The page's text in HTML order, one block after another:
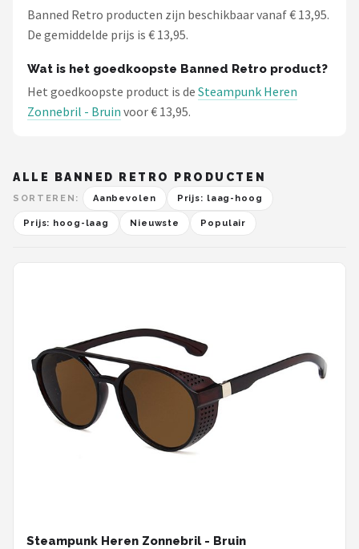
Banned Retro producten zijn beschikbaar vanaf € 13,95.
De gemiddelde prijs is € 13,95.
Wat is het goedkoopste Banned Retro product?
Het goedkoopste product is de Steampunk Heren
Zonnebril - Bruin voor € 13,95.
ALLE BANNED RETRO PRODUCTEN
SORTEREN: Aanbevolen Prijs: laag-hoog
Prijs: hoog-laag Nieuwste Populair
Steampunk Heren Zonnebril - Bruin